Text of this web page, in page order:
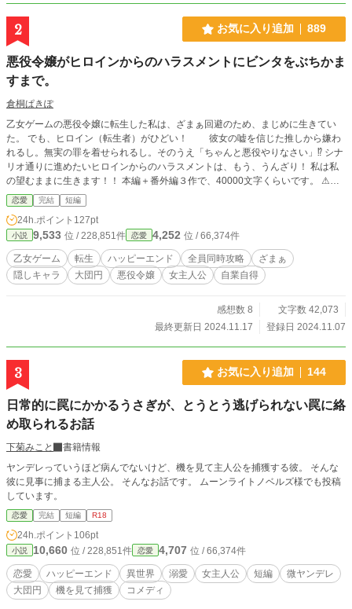
2 お気に入り追加 889
悪役令嬢がヒロインからのハラスメントにビンタをぶちかま
すまで。
倉桐ぱきぽ
乙女ゲームの悪役令嬢に転生した私は、ざまぁ回避のため、まじめに生きてい
た。 でも、ヒロイン（転生者）がひどい！ 彼女の嘘を信じた推しから嫌わ
れるし。無実の罪を着せられるし。そのうえ「ちゃんと悪役やりなさい」⁉ シナ
リオ通りに進めたいヒロインからのハラスメントは、もう、うんざり！ 私は私
の望むままに生きます！！ 本編＋番外編３作で、40000文字くらいです。 ⚠途
中、視点が変わります。サブタイトルをご覧下さい。
恋愛 完結 短編
24h.ポイント 127pt
小説 9,533 位 / 228,851件 恋愛 4,252 位 / 66,374件
乙女ゲーム 転生 ハッピーエンド 全員同時攻略
ざまぁ
隠しキャラ
大団円 悪役令嬢 女主人公 自業自得
感想数 8
文字数 42,073
最終更新日 2024.11.17
登録日 2024.11.07
3 お気に入り追加 144
日常的に罠にかかるうさぎが、とうとう逃げられない罠に絡
め取られるお話
下菊みこと
書籍情報
ヤンデレっていうほど病んでないけど、機を見て主人公を捕獲する彼。 そんな
彼に見事に捕まる主人公。 そんなお話です。 ムーンライトノベルズ様でも投稿
しています。
恋愛 完結 短編 R18
24h.ポイント 106pt
小説 10,660 位 / 228,851件 恋愛 4,707 位 / 66,374件
恋愛 ハッピーエンド 異世界 溺愛 女主人公 短編
微ヤンデレ
大団円
機を見て捕獲 コメディ